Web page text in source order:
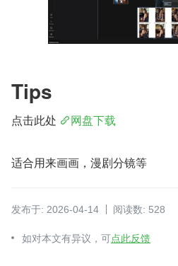
Tips
点击此处 网盘下载
适合用来画画，漫剧分镜等
发布于: 2026-04-14 阅读数: 528
如对本文有异议，可点此反馈